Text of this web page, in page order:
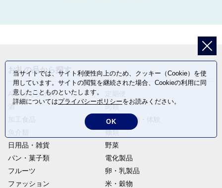
お礼の品から探す
ANAオリジナル
酒
肉類
旅行・宿泊・体験
麺類
日用品・雑貨
野菜
パン・菓子類
電化製品
フルーツ
卵・乳製品
ファッション
米・穀物
当サイトでは、サイト利便性向上のため、クッキー（Cookie）を使
用しています。サイトの閲覧を継続された場合、Cookieの利用に同
意したことものといたします。
詳細についてはプライバシーポリシーをお読みください。
OK